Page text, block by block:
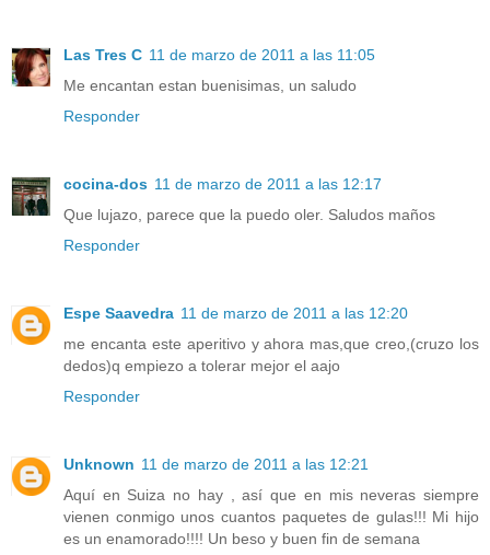
Las Tres C 11 de marzo de 2011 a las 11:05
Me encantan estan buenisimas, un saludo
Responder
cocina-dos 11 de marzo de 2011 a las 12:17
Que lujazo, parece que la puedo oler. Saludos maños
Responder
Espe Saavedra 11 de marzo de 2011 a las 12:20
me encanta este aperitivo y ahora mas,que creo,(cruzo los
dedos)q empiezo a tolerar mejor el aajo
Responder
Unknown 11 de marzo de 2011 a las 12:21
Aquí en Suiza no hay , así que en mis neveras siempre
vienen conmigo unos cuantos paquetes de gulas!!! Mi hijo
es un enamorado!!!! Un beso y buen fin de semana